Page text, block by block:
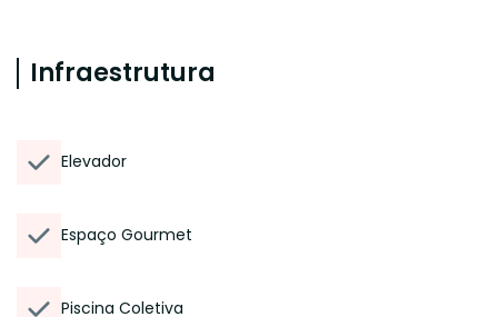
Infraestrutura
Elevador
Espaço Gourmet
Piscina Coletiva